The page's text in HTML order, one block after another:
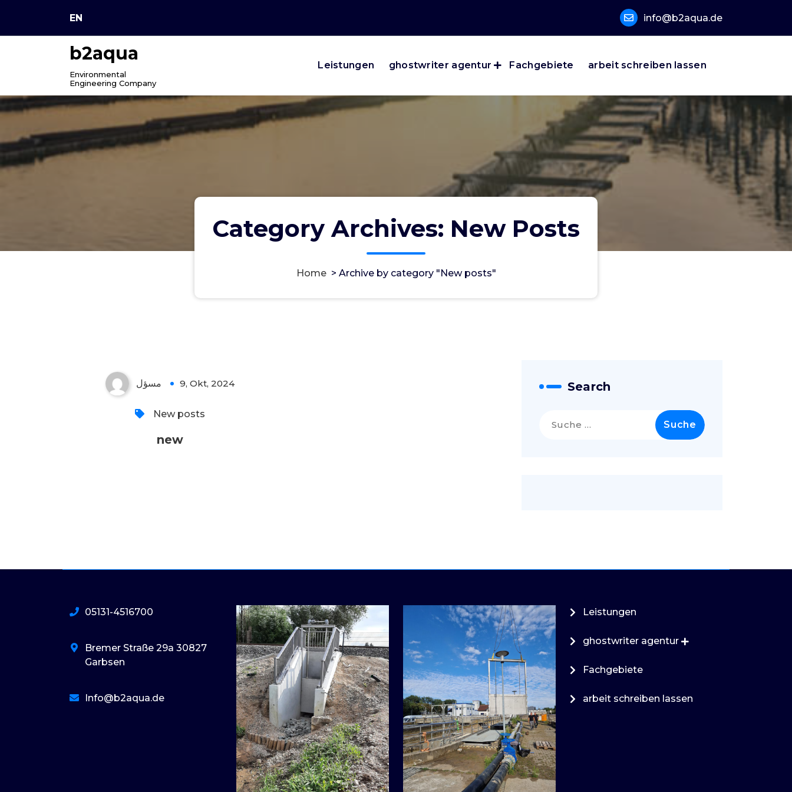
content
EN info@b2aqua.de
b2aqua
Environmental
Engineering Company
Leistungen ghostwriter agentur Fachgebiete arbeit schreiben lassen
Category Archives: New Posts
Home> Archive by category "New posts"
مسؤل 9, Okt, 2024
New posts
new
Search
nach:
05131-4516700
Bremer Straße 29a 30827
Garbsen
Info@b2aqua.de
Leistungen
ghostwriter agentur
Fachgebiete
arbeit schreiben lassen